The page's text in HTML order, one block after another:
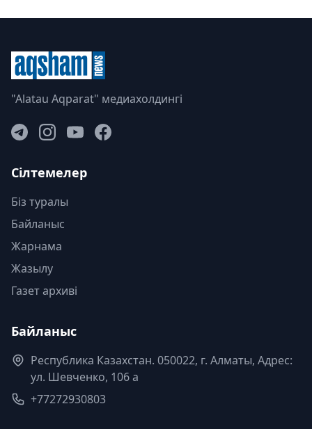
"Alatau Aqparat" медиахолдингі
Сілтемелер
Біз туралы
Байланыс
Жарнама
Жазылу
Газет архиві
Байланыс
Республика Казахстан. 050022, г. Алматы, Адрес:
ул. Шевченко, 106 а
+77272930803